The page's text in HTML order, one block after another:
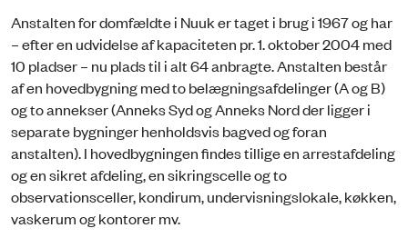
Anstalten for domfældte i Nuuk er taget i brug i 1967 og har
– efter en udvidelse af kapaciteten pr. 1. oktober 2004 med
10 pladser – nu plads til i alt 64 anbragte. Anstalten består
af en hovedbygning med to belægningsafdelinger (A og B)
og to annekser (Anneks Syd og Anneks Nord der ligger i
separate bygninger henholdsvis bagved og foran
anstalten). I hovedbygningen findes tillige en arrestafdeling
og en sikret afdeling, en sikringscelle og to
observationsceller, kondirum, undervisningslokale, køkken,
vaskerum og kontorer mv.